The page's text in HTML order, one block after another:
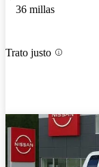
36 millas
Trato justo